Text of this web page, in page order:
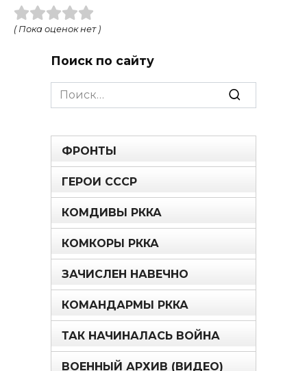
( Пока оценок нет )
Поиск по сайту
Search
for:
ФРОНТЫ
ГЕРОИ СССР
КОМДИВЫ РККА
КОМКОРЫ РККА
ЗАЧИСЛЕН НАВЕЧНО
КОМАНДАРМЫ РККА
ТАК НАЧИНАЛАСЬ ВОЙНА
ВОЕННЫЙ АРХИВ (ВИДЕО)